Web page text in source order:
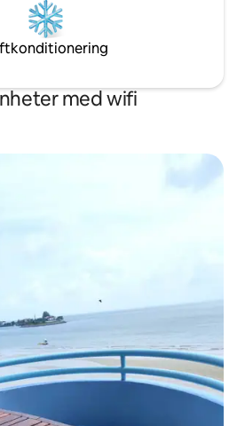
med wifi